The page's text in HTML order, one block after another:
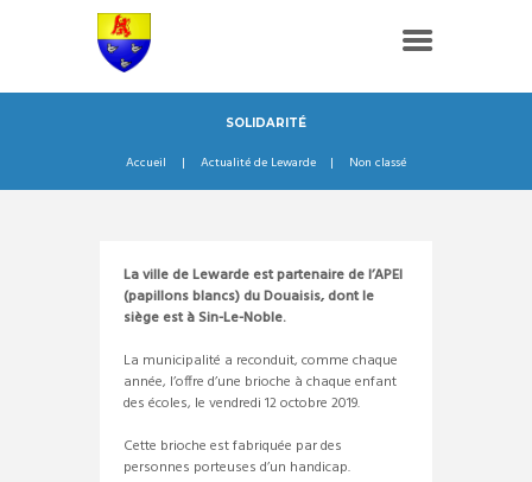
SOLIDARITÉ
Accueil Actualité de Lewarde Non classé
La ville de Lewarde est partenaire de l’APEI
(papillons blancs) du Douaisis, dont le
siège est à Sin-Le-Noble.
La municipalité a reconduit, comme chaque
année, l’offre d’une brioche à chaque enfant
des écoles, le vendredi 12 octobre 2019.
Cette brioche est fabriquée par des
personnes porteuses d’un handicap.